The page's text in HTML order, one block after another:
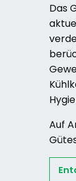
Das
Auf